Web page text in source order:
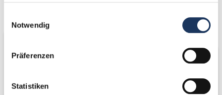
Notwendig
Präferenzen
Statistiken
Wir pflanzen
Bäume